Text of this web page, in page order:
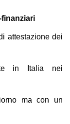
attestazione dei
in Italia nei
ma con un